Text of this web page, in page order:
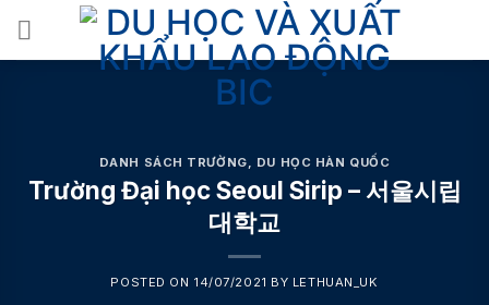
content
DANH SÁCH TRƯỜNG DU HỌC HÀN QUỐC
Trường Đại học Seoul Sirip – 서울시립
대학교
POSTED ON 14/07/2021 BY LETHUAN_UK